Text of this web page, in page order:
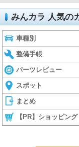
みんカラ 人気の
車種別
整備手帳
パーツレビュー
スポット
まとめ
【PR】ショッピング